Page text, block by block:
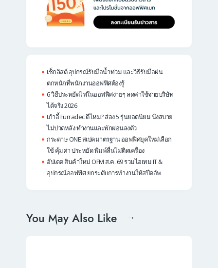
เช็กลิสต์ อุปกรณ์รับมือน้ำท่วม และวิธีรับมือฝน
ตกหนักที่พนักงานออฟฟิศต้องรู้
6 วิธีประหยัดไฟในออฟฟิศง่ายๆ ลดค่าใช้จ่ายบริษัท
ได้จริง 2026
เก้าอี้ Furradec ดีไหม? ส่อง 5 รุ่นยอดนิยม นั่งสบาย
ไม่ปวดหลัง ทำงานและพักผ่อนลงตัว
กระดาษ ONE สเปคมาตรฐาน ออฟฟิศยุคใหม่เลือก
ใช้ คุ้มค่า ประหยัด พิมพ์ลื่นไม่ติดเครื่อง
อัปเดต สินค้าใหม่ OFM ส.ค. 69 รวมไอเทม IT &
อุปกรณ์ออฟฟิศ ยกระดับการทำงานให้สปีดอัพ
You May Also Like